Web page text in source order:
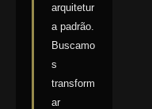
arquitetur
a padrão.
Buscamo
s
transform
ar